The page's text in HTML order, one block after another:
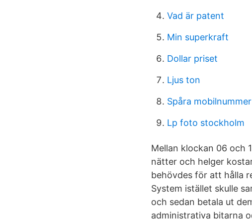
Vad är patent
Min superkraft
Dollar priset
Ljus ton
Spåra
Lp foto stockholm
Mellan klockan 06 och
nätter och helger
behövdes för att hålla
System istället skulle
och sedan betala ut
administrativa bitarna